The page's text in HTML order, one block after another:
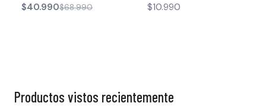
$40.990$68.990
$10.990
Productos vistos recientemente